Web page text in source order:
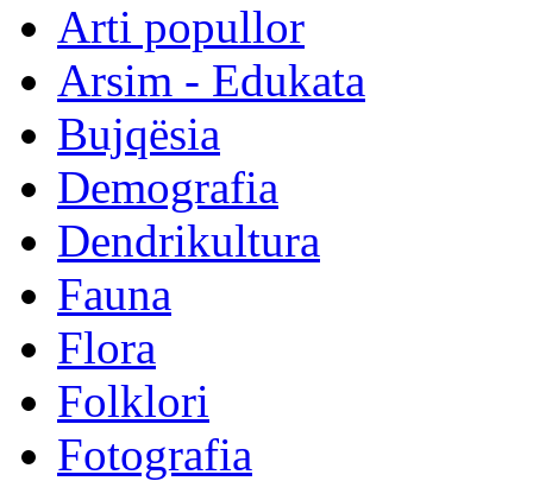
Arti popullor
Arsim - Edukata
Bujqësia
Demografia
Dendrikultura
Fauna
Flora
Folklori
Fotografia